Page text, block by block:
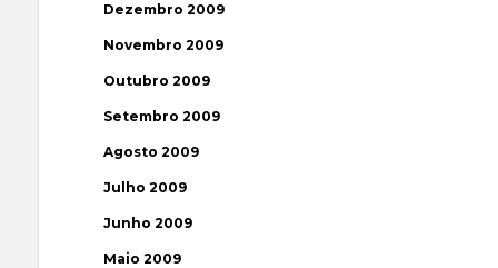
Dezembro 2009
Novembro 2009
Outubro 2009
Setembro 2009
Agosto 2009
Julho 2009
Junho 2009
Maio 2009